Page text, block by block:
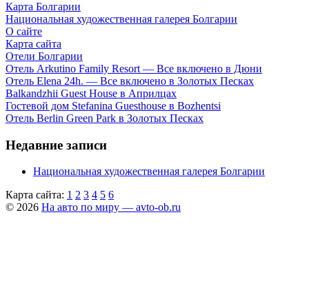
Карта Болгарии
Национальная художественная галерея Болгарии
О сайте
Карта сайта
Отели Болгарии
Отель Arkutino Family Resort — Все включено в Дюни
Отель Elena 24h. — Все включено в Золотых Песках
Balkandzhii Guest House в Априлцах
Гостевой дом Stefanina Guesthouse в Bozhentsi
Отель Berlin Green Park в Золотых Песках
Недавние записи
Национальная художественная галерея Болгарии
Карта сайта: 1 2 3 4 5 6
© 2026 На авто по миру — avto-ob.ru